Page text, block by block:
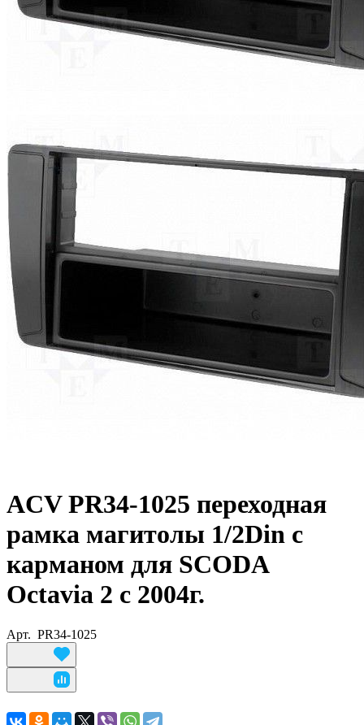
ACV PR34-1025 переходная
рамка магитолы 1/2Din с
карманом для SCODA
Octavia 2 с 2004г.
Арт. PR34-1025